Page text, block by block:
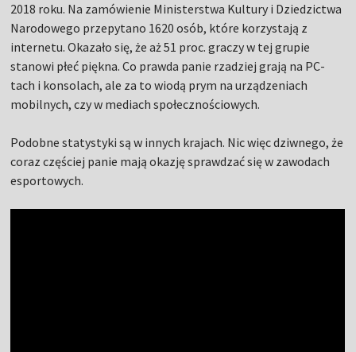
2018 roku. Na zamówienie Ministerstwa Kultury i Dziedzictwa
Narodowego przepytano 1620 osób, które korzystają z
internetu. Okazało się, że aż 51 proc. graczy w tej grupie
stanowi płeć piękna. Co prawda panie rzadziej grają na PC-
tach i konsolach, ale za to wiodą prym na urządzeniach
mobilnych, czy w mediach społecznościowych.
Podobne statystyki są w innych krajach. Nic więc dziwnego, że
coraz częściej panie mają okazję sprawdzać się w zawodach
esportowych.